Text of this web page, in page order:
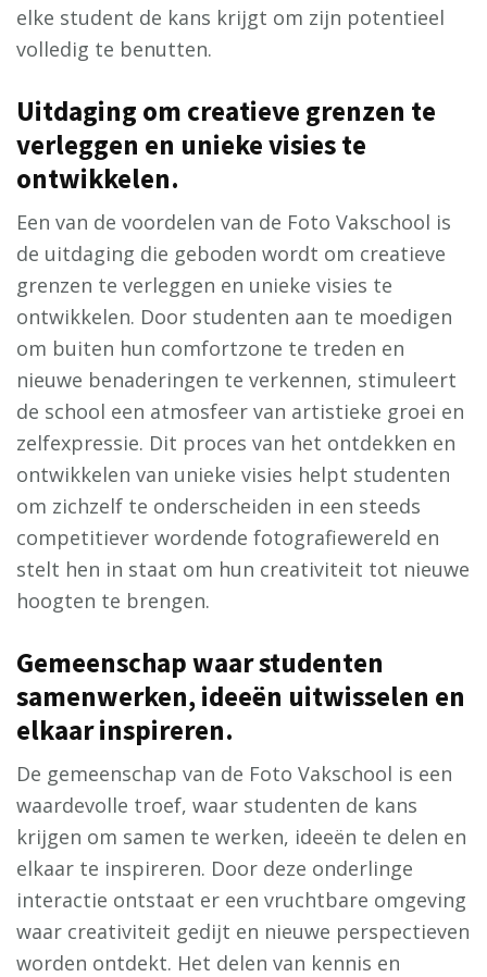
elke student de kans krijgt om zijn potentieel
volledig te benutten.
Uitdaging om creatieve grenzen te
verleggen en unieke visies te
ontwikkelen.
Een van de voordelen van de Foto Vakschool is
de uitdaging die geboden wordt om creatieve
grenzen te verleggen en unieke visies te
ontwikkelen. Door studenten aan te moedigen
om buiten hun comfortzone te treden en
nieuwe benaderingen te verkennen, stimuleert
de school een atmosfeer van artistieke groei en
zelfexpressie. Dit proces van het ontdekken en
ontwikkelen van unieke visies helpt studenten
om zichzelf te onderscheiden in een steeds
competitiever wordende fotografiewereld en
stelt hen in staat om hun creativiteit tot nieuwe
hoogten te brengen.
Gemeenschap waar studenten
samenwerken, ideeën uitwisselen en
elkaar inspireren.
De gemeenschap van de Foto Vakschool is een
waardevolle troef, waar studenten de kans
krijgen om samen te werken, ideeën te delen en
elkaar te inspireren. Door deze onderlinge
interactie ontstaat er een vruchtbare omgeving
waar creativiteit gedijt en nieuwe perspectieven
worden ontdekt. Het delen van kennis en